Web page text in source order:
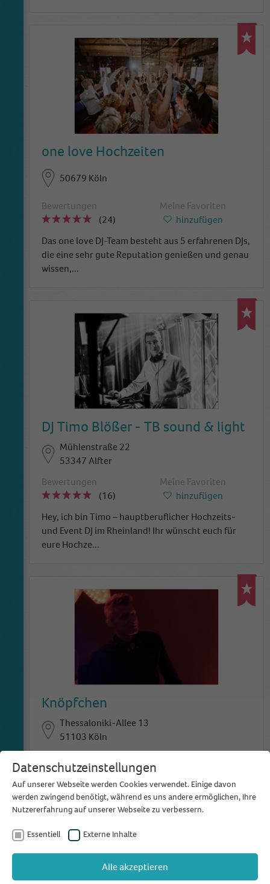
one love Hochzeiten
50679 Köln
Bewertungen
(24)
Meine Favoriten
hinzufügen
Das one love DJ-Team besteht aus 5 erfahrenen DJs,
die eine sehr gute Reputation genießen und genau
wissen,...
DJ Timo Blößer - TB sound & light
Mühlenstraße 22
53347 Alfter
Bewertungen
(16)
Meine Favoriten
hinzufügen
Hey, ich bin Timo – hauptberuflicher Hochzeits-
und Event DJ im Rheinland! Ihr wünscht euch für
eure Hochze...
Knöpfchen
Thessaloniki-Allee 13
51103 Köln
(2)
Tanzen ist eine meiner größten Leidenschaften und
deswegen bringe ich auch andere Menschen gerne
Datenschutzeinstellungen
Auf unserer Webseite werden Cookies verwendet. Einige davon
werden zwingend benötigt, während es uns andere ermöglichen, Ihre
Nutzererfahrung auf unserer Webseite zu verbessern.
Essentiell Externe Inhalte
Alle akzeptieren